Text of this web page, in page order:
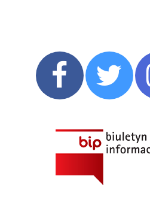
CHORZOWSKIE
CENTRUM
KULTURY
GRAJFKA